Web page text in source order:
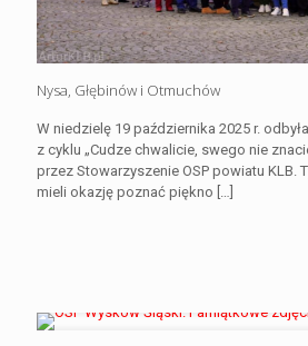
Nysa, Głębinów i Otmuchów
W niedzielę 19 października 2025 r.
z cyklu „Cudze chwalicie, swego nie
przez Stowarzyszenie OSP powiatu KLB.
mieli okazję poznać piękno […]